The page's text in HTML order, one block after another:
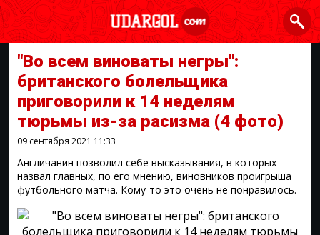
"Во всем виноваты негры":
британского болельщика
приговорили к 14 неделям
тюрьмы из-за расизма (4 фото)
09 сентября 2021 11:33
Англичанин позволил себе высказывания, в которых
назвал главных, по его мнению, виновников проигрыша
футбольного матча. Кому-то это очень не понравилось.